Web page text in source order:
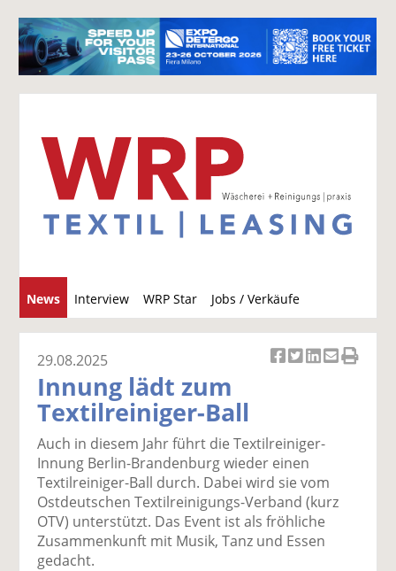
News Interview WRP Star Jobs / Verkäufe
u
c
el
a
uf
F
ac
e
b
el
t
wi
tt
er
n
a
uf
Li
n
k
e
p
E
m
ai
l
29.08.2025
Innung lädt zum
Textilreiniger-Ball
Auch in diesem Jahr führt die Textilreiniger-
Innung Berlin-Brandenburg wieder einen
Textilreiniger-Ball durch. Dabei wird sie vom
Ostdeutschen Textilreinigungs-Verband (kurz
OTV) unterstützt. Das Event ist als fröhliche
Zusammenkunft mit Musik, Tanz und Essen
gedacht.